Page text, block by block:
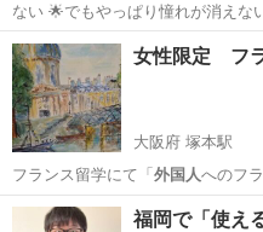
ない 🌟でもやっぱり憧れが消えな
ら手を付ければい…
神奈川 横浜市 羽沢横浜国大
コーチング
女性限定 フ
大阪府 塚本駅
フランス留学にて「 外国人へのフ
資…
大阪 大阪市 塚本駅 フ
福岡で「使え